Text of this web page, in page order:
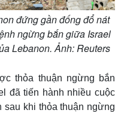
đứng gần đống đổ nát
ngừng bắn giữa Israel
Lebanon. Ảnh: Reuters
thỏa thuận ngừng bắn
đã tiến hành nhiều cuộc
sau khi thỏa thuận ngừng